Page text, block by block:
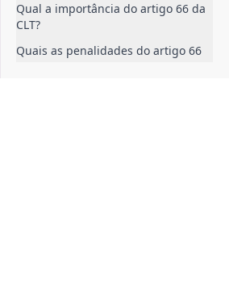
Qual a importância do artigo 66 da
CLT?
Quais as penalidades do artigo 66